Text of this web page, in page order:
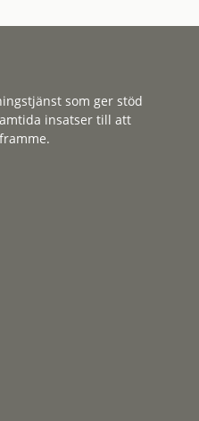
som ger stöd
insatser till att